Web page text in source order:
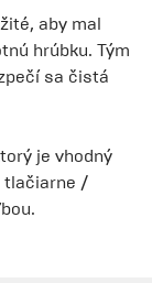
aby mal
hrúbku. Tým
sa čistá
je vhodný
tlačiarne /